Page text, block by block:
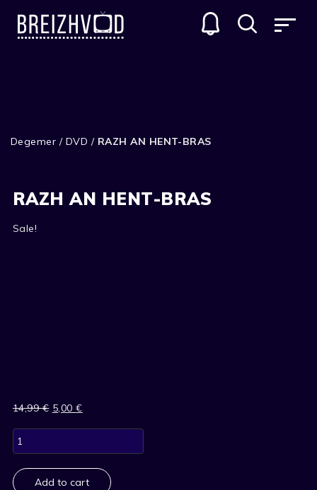
Degemer / DVD / RAZH AN HENT-BRAS
RAZH AN HENT-BRAS
Sale!
14,99€ Original
was:
5,00€
is:
RAZH
AN
HENT-
BRAS
quantityAdd to cart